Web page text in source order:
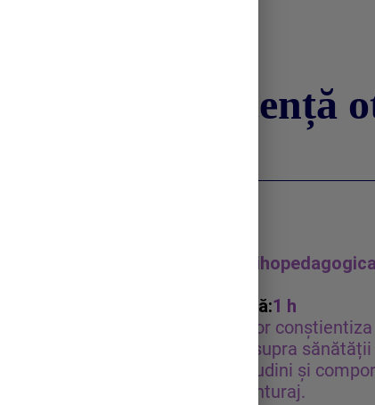
Consiliere psihopedagogica
Număr ore pe săptămână:1 h
Elevii vor
consumului de droguri asupra
vor învăța să adopte atitudini și
față de propria viață și anturaj.